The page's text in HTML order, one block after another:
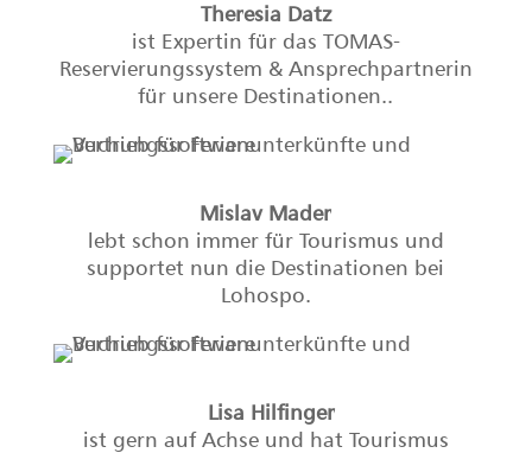
Theresia Datz
ist Expertin für das TOMAS-
Reservierungssystem & Ansprechpartnerin
für unsere Destinationen..
Mislav Mader
lebt schon immer für Tourismus und
supportet nun die Destinationen bei
Lohospo.
Lisa Hilfinger
ist gern auf Achse und hat Tourismus